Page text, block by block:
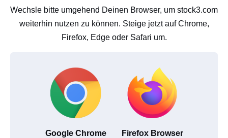
Wechsle bitte umgehend Deinen Browser, um stock3.com
weiterhin nutzen zu können. Steige jetzt auf Chrome,
Firefox, Edge oder Safari um.
Google Chrome Firefox Browser